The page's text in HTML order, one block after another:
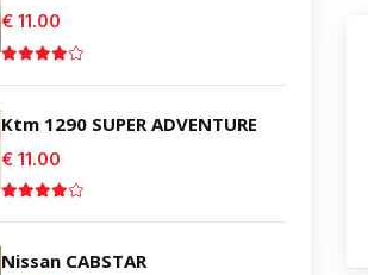
€ 11.00
Ktm 1290 SUPER ADVENTURE
€ 11.00
Nissan CABSTAR